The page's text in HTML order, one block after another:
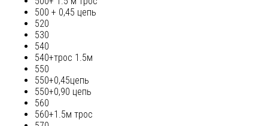
500 + 0,45 цепь
520
530
540
540+трос 1.5м
550
550+0,45цепь
550+0,90 цепь
560
560+1.5м трос